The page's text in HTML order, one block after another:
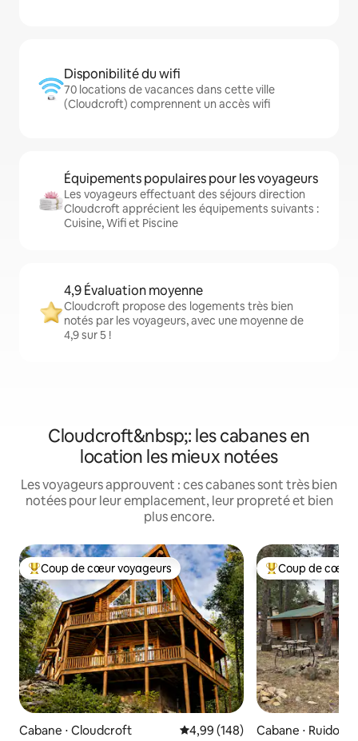
Disponibilité du wifi
70 locations de vacances dans cette ville
(Cloudcroft) comprennent un accès wifi
Équipements populaires pour les voyageurs
Les voyageurs effectuant des séjours direction
Cloudcroft apprécient les équipements suivants :
Cuisine, Wifi et Piscine
4,9 Évaluation moyenne
Cloudcroft propose des logements très bien
notés par les voyageurs, avec une moyenne de
4,9 sur 5 !
Cloudcroft&nbsp;: les cabanes en
location les mieux notées
Les voyageurs approuvent : ces cabanes sont très bien
notées pour leur emplacement, leur propreté et bien
plus encore.
Coups de cœur voyageurs les plus appréciés
Coup de cœur voyageurs
Cabane ⋅ Cloudcroft Évaluation moyenne sur la
4,99 (148)
Coups de cœur
Coup de cœur
Cabane ⋅ Ruidoso